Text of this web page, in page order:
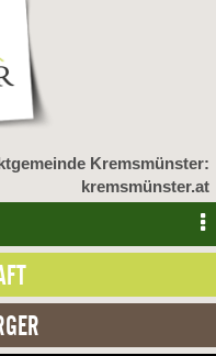
Kremsmünster:
kremsmünster.at